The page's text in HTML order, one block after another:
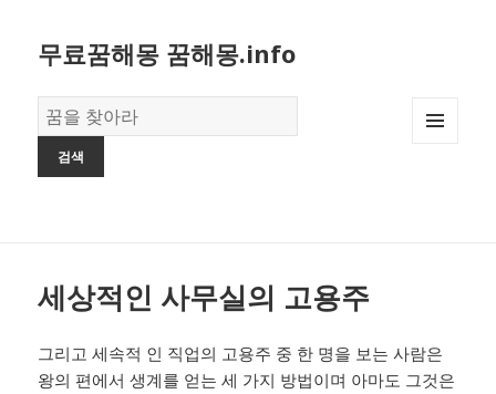
무료꿈해몽 꿈해몽.info
꿈
의
세상적인 사무실의 고용주
그리고 세속적 인 직업의 고용주 중 한 명을 보는 사람은
왕의 편에서 생계를 얻는 세 가지 방법이며 아마도 그것은